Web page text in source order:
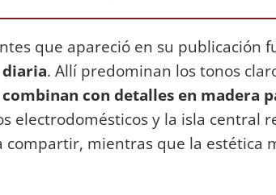
que apareció en su publicación
. Allí predominan los tonos
combinan con detalles en madera
electrodomésticos y la isla central
compartir, mientras que la estética